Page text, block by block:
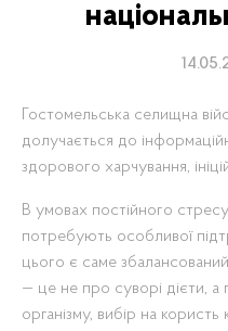
Гостомельська селищна
долучається до
здорового харчування,
В умовах постійного
потребують особливої
цього є саме
— це не про суворі дієти,
організму, вибір на